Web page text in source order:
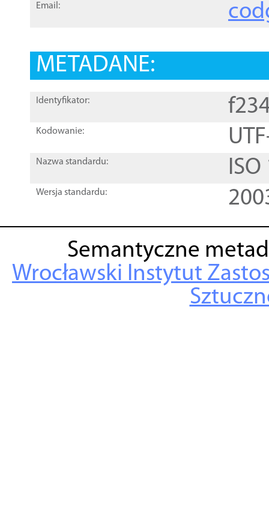
Email:
METADANE:
Identyfikator:
Kodowanie:
Nazwa standardu:
Wersja standardu:
Semantyczne
Wrocławski Instytut